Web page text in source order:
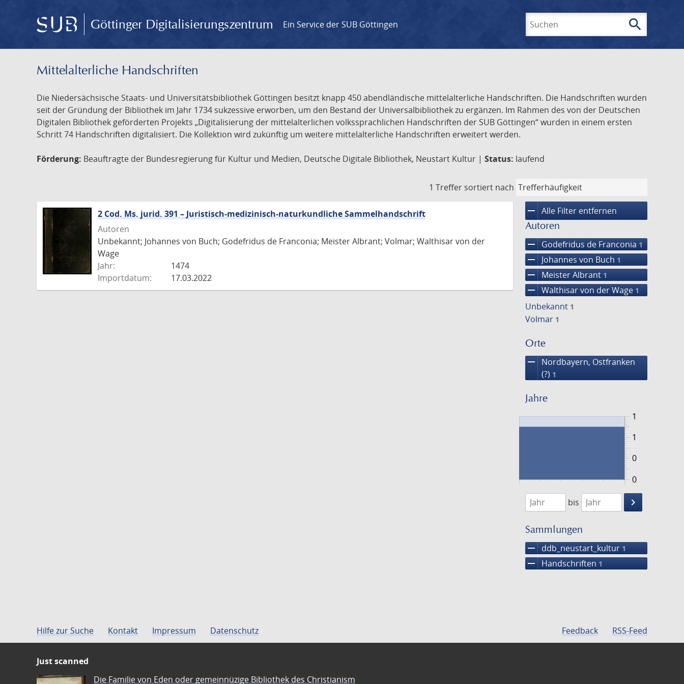
Göttinger Digitalisierungszentrum Ein Service der SUB Göttingen search
Mittelalterliche Handschriften
Die Niedersächsische Staats- und Universitätsbibliothek Göttingen besitzt knapp 450 abendländische mittelalterliche Handschriften. Die Handschriften wurden
seit der Gründung der Bibliothek im Jahr 1734 sukzessive erworben, um den Bestand der Universalbibliothek zu ergänzen. Im Rahmen des von der Deutschen
Digitalen Bibliothek geförderten Projekts „Digitalisierung der mittelalterlichen volkssprachlichen Handschriften der SUB Göttingen“ wurden in einem ersten
Schritt 74 Handschriften digitalisiert. Die Kollektion wird zukünftig um weitere mittelalterliche Handschriften erweitert werden.
Förderung: Beauftragte der Bundesregierung für Kultur und Medien, Deutsche Digitale Bibliothek, Neustart Kultur | Status: laufend
1 Treffer sortiert nach
remove Alle Filter entfernen
Autoren
remove Godefridus de Franconia 1
remove Johannes von Buch 1
remove Meister Albrant 1
remove Walthisar von der Wage 1
Unbekannt 1
Volmar 1
Orte
remove
Nordbayern, Ostfranken
(?) 1
Jahre
0
1
0
1
1474
1475
bis
keyboard_arrow_right
Suche
Sammlungen
remove ddb_neustart_kultur 1
remove Handschriften 1
2 Cod. Ms. jurid. 391 – Juristisch-medizinisch-naturkundliche Sammelhandschrift
Autoren
Unbekannt; Johannes von Buch; Godefridus de Franconia; Meister Albrant; Volmar; Walthisar von der
Wage
Jahr:
1474
Importdatum:
17.03.2022
Hilfe zur Suche Kontakt Impressum Datenschutz Feedback RSS-Feed
Just scanned
Die Familie von Eden oder gemeinnüzige Bibliothek des Christianism